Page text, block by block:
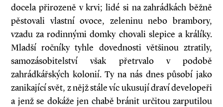
docela přirozeně v krvi; lidé si na zahrádkách běžně
pěstovali vlastní ovoce, zeleninu nebo brambory,
vzadu za rodinnými domky chovali slepice a králíky.
Mladší ročníky tyhle dovednosti většinou ztratily,
samozásobitelství však přetrvalo v podobě
zahrádkářských kolonií. Ty na nás dnes působí jako
zanikající svět, z nějž stále víc ukusují draví developeři
a jenž se dokáže jen chabě bránit určitou zarputilou